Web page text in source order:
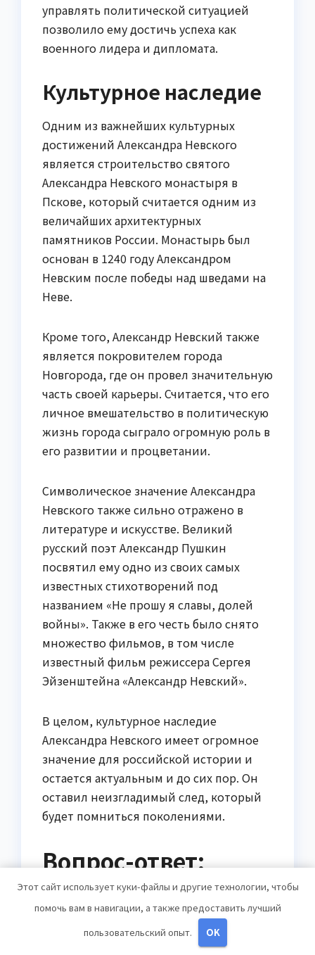
управлять политической ситуацией
позволило ему достичь успеха как
военного лидера и дипломата.
Культурное наследие
Одним из важнейших культурных
достижений Александра Невского
является строительство святого
Александра Невского монастыря в
Пскове, который считается одним из
величайших архитектурных
памятников России. Монастырь был
основан в 1240 году Александром
Невским после победы над шведами на
Неве.
Кроме того, Александр Невский также
является покровителем города
Новгорода, где он провел значительную
часть своей карьеры. Считается, что его
личное вмешательство в политическую
жизнь города сыграло огромную роль в
его развитии и процветании.
Символическое значение Александра
Невского также сильно отражено в
литературе и искусстве. Великий
русский поэт Александр Пушкин
посвятил ему одно из своих самых
известных стихотворений под
названием «Не прошу я славы, долей
войны». Также в его честь было снято
множество фильмов, в том числе
известный фильм режиссера Сергея
Эйзенштейна «Александр Невский».
В целом, культурное наследие
Александра Невского имеет огромное
значение для российской истории и
остается актуальным и до сих пор. Он
оставил неизгладимый след, который
будет помниться поколениями.
Вопрос-ответ:
Кто такой Александр
Ярославич Невский?
Этот сайт использует куки-файлы и другие технологии, чтобы
помочь вам в навигации, а также предоставить лучший
пользовательский опыт.
OK